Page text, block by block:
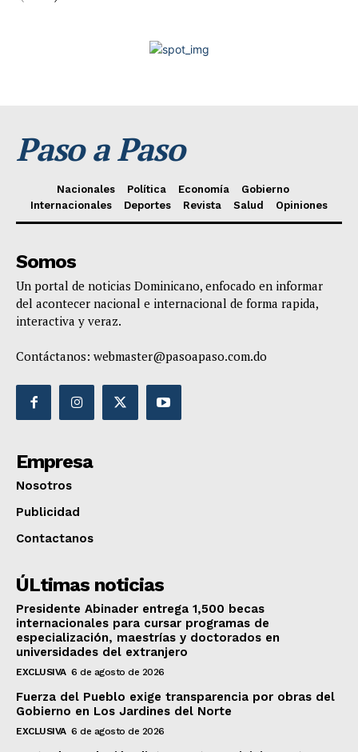
Paso a Paso
Nacionales Política Economía
Gobierno
Internacionales
Deportes Revista Salud Opiniones
Somos
Un portal de noticias Dominicano, enfocado en informar
del acontecer nacional e internacional de forma rapida,
interactiva y veraz.
Contáctanos: webmaster@pasoapaso.com.do
Empresa
Nosotros
Publicidad
Contactanos
ÚLtimas noticias
Presidente Abinader entrega 1,500 becas
internacionales para cursar programas de
especialización, maestrías y doctorados en
universidades del extranjero
EXCLUSIVA 6 de agosto de 2026
Fuerza del Pueblo exige transparencia por obras del
Gobierno en Los Jardines del Norte
EXCLUSIVA 6 de agosto de 2026